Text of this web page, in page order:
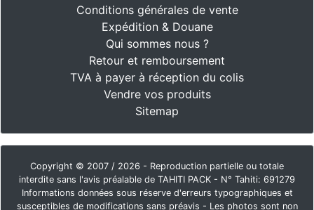
Conditions générales de vente
Expédition & Douane
Qui sommes nous ?
Retour et remboursement
TVA à payer à réception du colis
Vendre vos produits
Sitemap
Copyright © 2007 / 2026 - Reproduction partielle ou totale
interdite sans l'avis préalable de TAHITI PACK - N° Tahiti: 691279
Informations données sous réserve d'erreurs typographiques et
susceptibles de modifications sans préavis - Les photos sont non